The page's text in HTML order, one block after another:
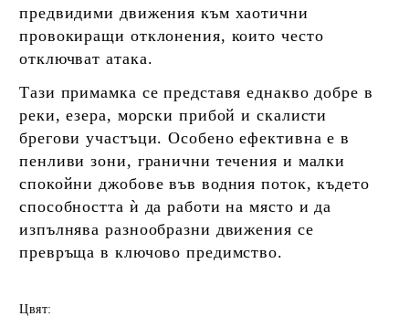
предвидими движения към хаотични
провокиращи отклонения, които често
отключват атака.
Тази примамка се представя еднакво добре в
реки, езера, морски прибой и скалисти
брегови участъци. Особено ефективна е в
пенливи зони, гранични течения и малки
спокойни джобове във водния поток, където
способността ѝ да работи на място и да
изпълнява разнообразни движения се
превръща в ключово предимство.
Цвят: